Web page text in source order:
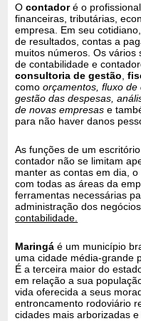
Ocontadoré o
financeiras, tributárias,
empresa. Em seu
de resultados, contas a
muitos números. Os
de contabilidade e
consultoria de gestão ,
comoorçamentos, fluxo de
gestão das despesas,
de novas empresas e
para não haver danos
As funções de um
contador não se limitam
manter as contas em dia,
com todas as áreas da
ferramentas necessárias
administração dos
contabilidade.
Maringá é um município
uma cidade média-grande
É a terceira maior do
em relação a sua
vida oferecida a seus
entroncamento rodoviário
cidades mais arborizadas e